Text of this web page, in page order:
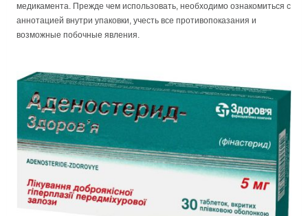
медикамента. Прежде чем использовать, необходимо ознакомиться с
аннотацией внутри упаковки, учесть все противопоказания и
возможные побочные явления.